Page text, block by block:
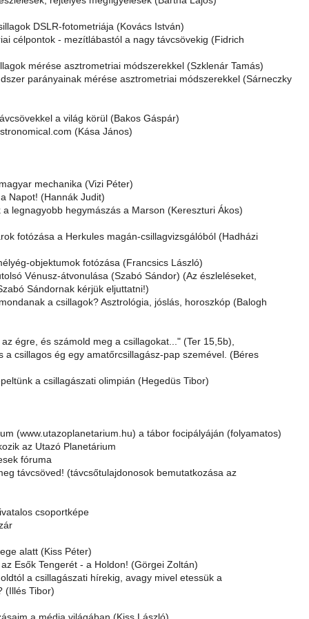
DSLR-fotometriája (Kovács István)
célpontok - mezítlábastól a nagy távcsövekig (Fidrich
mérése asztrometriai módszerekkel (Szklenár Tamás)
parányainak mérése asztrometriai módszerekkel (Sárneczky
a világ körül (Bakos Gáspár)
(Kása János)
mechanika (Vizi Péter)
Napot! (Hannák Judit)
a legnagyobb hegymászás a Marson (Kereszturi Ákos)
fotózása a Herkules magán-csillagvizsgálóból (Hadházi
objektumok fotózása (Francsics László)
Vénusz-átvonulása (Szabó Sándor) (Az észleléseket,
Sándornak kérjük eljuttatni!)
a csillagok? Asztrológia, jóslás, horoszkóp (Balogh
égre, és számold meg a csillagokat..." (Ter 15,5b),
a csillagos ég egy amatőrcsillagász-pap szemével. (Béres
a csillagászati olimpián (Hegedüs Tibor)
(www.utazoplanetarium.hu) a tábor focipályáján (folyamatos)
az Utazó Planetárium
fóruma
távcsöved! (távcsőtulajdonosok bemutatkozása az
csoportképe
alatt (Kiss Péter)
Esők Tengerét - a Holdon! (Görgei Zoltán)
a csillagászati hírekig, avagy mivel etessük a
(Illés Tibor)